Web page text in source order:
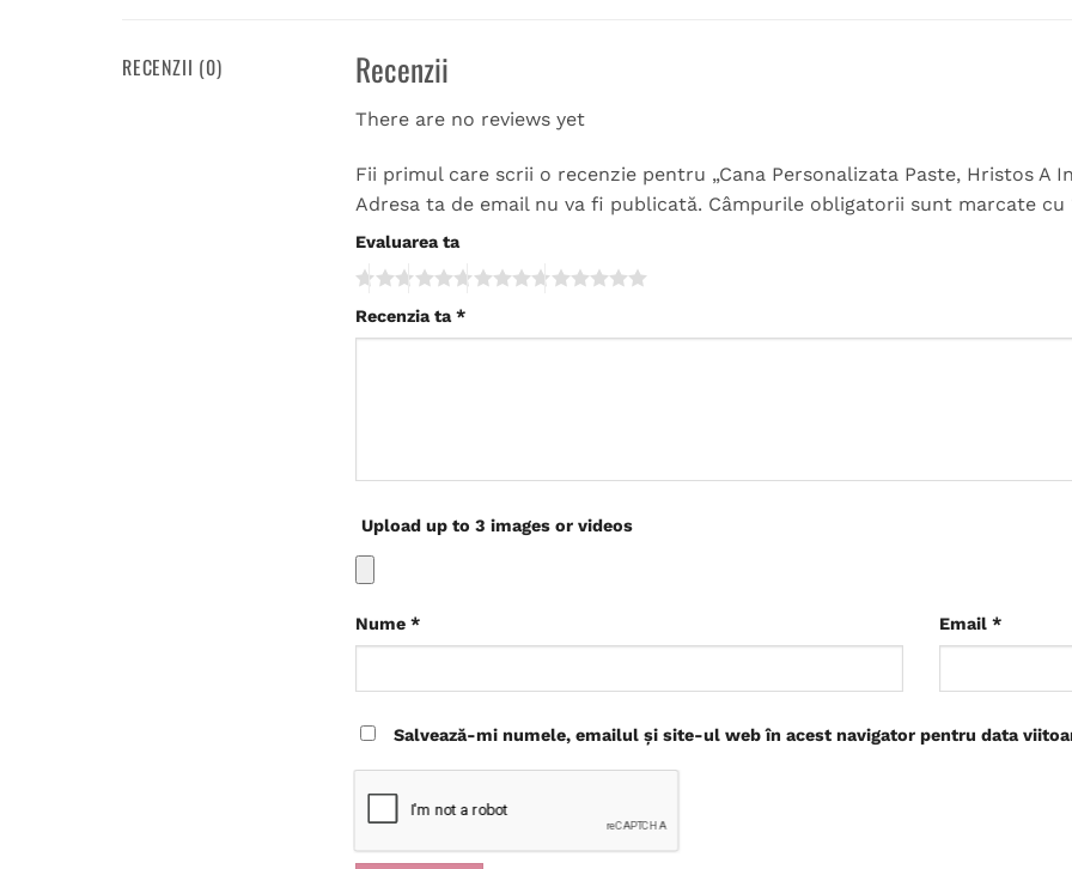
RECENZII (0) Recenzii
There are no reviews yet
Fii primul care scrii o recenzie pentru „Cana Personalizata Paste, Hristos A
Adresa ta de email nu va fi publicată. Câmpurile obligatorii sunt marcate cu
Evaluarea ta
Recenzia ta *
Upload up to 3 images or videos
Nume * Email *
Salvează-mi numele, emailul și site-ul web în acest navigator pentru data